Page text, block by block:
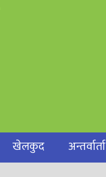
खेलकुद अन्तर्वार्ता